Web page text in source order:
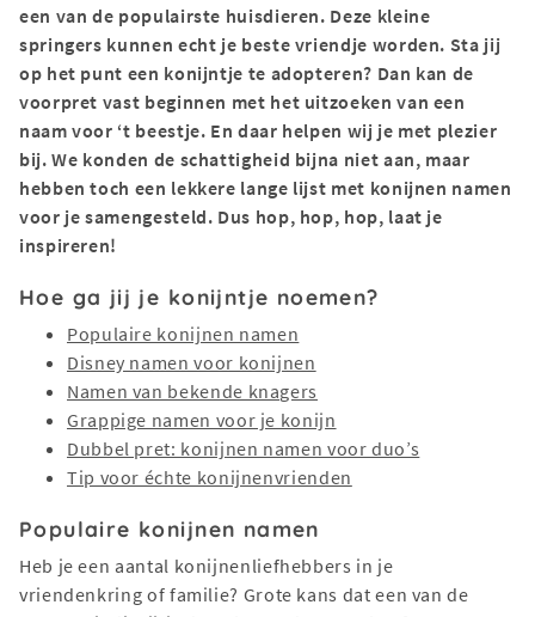
een van de populairste huisdieren. Deze kleine
springers kunnen echt je beste vriendje worden. Sta jij
op het punt een konijntje te adopteren? Dan kan de
voorpret vast beginnen met het uitzoeken van een
naam voor ‘t beestje. En daar helpen wij je met plezier
bij. We konden de schattigheid bijna niet aan, maar
hebben toch een lekkere lange lijst met konijnen namen
voor je samengesteld. Dus hop, hop, hop, laat je
inspireren!
Hoe ga jij je konijntje noemen?
Populaire konijnen namen
Disney namen voor konijnen
Namen van bekende knagers
Grappige namen voor je konijn
Dubbel pret: konijnen namen voor duo’s
Tip voor échte konijnenvrienden
Populaire konijnen namen
Heb je een aantal konijnenliefhebbers in je
vriendenkring of familie? Grote kans dat een van de